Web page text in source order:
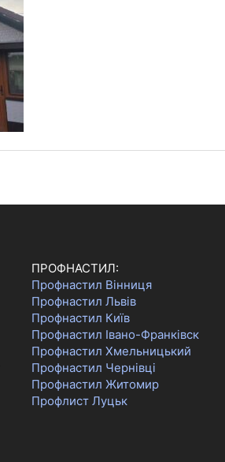
ПРОФНАСТИЛ:
Профнастил Вінниця
Профнастил Львів
Профнастил Київ
Профнастил Івано-Франківск
Профнастил Хмельницький
Профнастил Чернівці
Профнастил Житомир
Профлист Луцьк